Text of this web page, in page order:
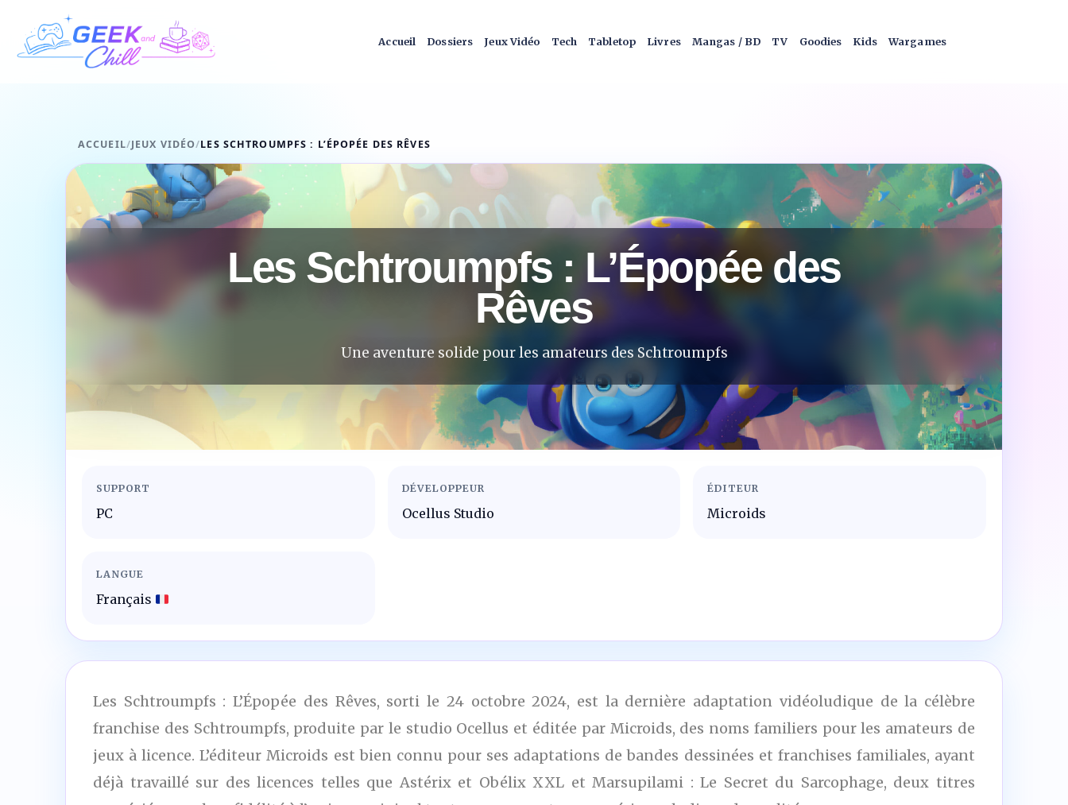
Aller au contenu
Accueil Dossiers Jeux Vidéo Tech Tabletop Livres Mangas / BD TV Goodies Kids Wargames
ACCUEIL/JEUX VIDÉO/LES SCHTROUMPFS : L’ÉPOPÉE DES RÊVES
Les Schtroumpfs : L’Épopée des
Rêves
Une aventure solide pour les amateurs des Schtroumpfs
SUPPORT
PC
DÉVELOPPEUR
Ocellus Studio
ÉDITEUR
Microids
LANGUE
Français
Les Schtroumpfs : L’Épopée des Rêves, sorti le 24 octobre 2024, est la dernière adaptation vidéoludique de la célèbre
franchise des Schtroumpfs, produite par le studio Ocellus et éditée par Microids, des noms familiers pour les amateurs de
jeux à licence. L’éditeur Microids est bien connu pour ses adaptations de bandes dessinées et franchises familiales, ayant
déjà travaillé sur des licences telles que Astérix et Obélix XXL et Marsupilami : Le Secret du Sarcophage, deux titres